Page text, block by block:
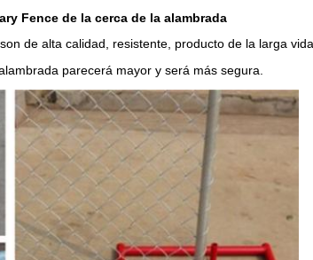
Fence de la cerca de la alambrada
de alta calidad, resistente, producto de la larga
parecerá mayor y será más segura.